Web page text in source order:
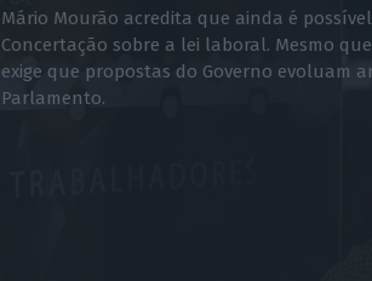
Mário Mourão acredita que ainda é
Concertação sobre a lei laboral. Mesmo
exige que propostas do Governo evoluam
Parlamento.